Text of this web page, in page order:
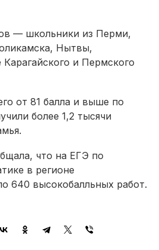
— школьники из Перми,
Нытвы,
и Пермского
от 81 балла и выше по
более 1,2 тысячи
что на ЕГЭ по
в регионе
640 высокобалльных работ.